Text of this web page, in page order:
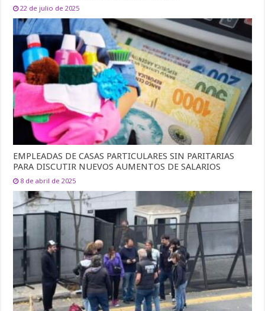
22 de julio de 2025
EMPLEADAS DE CASAS PARTICULARES SIN PARITARIAS
PARA DISCUTIR NUEVOS AUMENTOS DE SALARIOS
8 de abril de 2025